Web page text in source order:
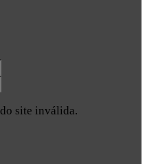
site inválida.